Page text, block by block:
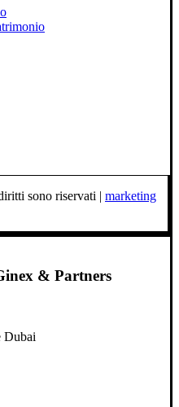
sono riservati | marketing
& Partners
Dubai